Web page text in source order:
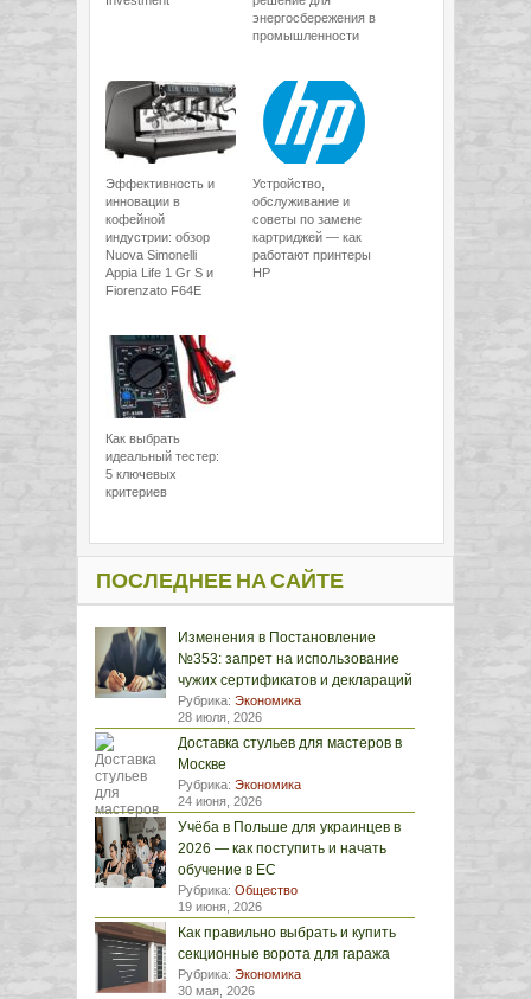
энергосбережения в
промышленности
Эффективность и
инновации в
кофейной
индустрии: обзор
Nuova Simonelli
Appia Life 1 Gr S и
Fiorenzato F64E
Устройство,
обслуживание и
советы по замене
картриджей — как
работают принтеры
HP
Как выбрать
идеальный тестер:
5 ключевых
критериев
ПОСЛЕДНЕЕ НА САЙТЕ
Изменения в Постановление
№353: запрет на использование
чужих сертификатов и деклараций
Рубрика: Экономика
28 июля, 2026
Доставка стульев для мастеров в
Москве
Рубрика: Экономика
24 июня, 2026
Учёба в Польше для украинцев в
2026 — как поступить и начать
обучение в ЕС
Рубрика: Общество
19 июня, 2026
Как правильно выбрать и купить
секционные ворота для гаража
Рубрика: Экономика
30 мая, 2026